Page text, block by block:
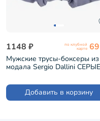
1148 ₽ по клубной
карте
Мужские трусы-боксеры из
модала Sergio Dallini СЕРЫЕ
Добавить в корзину